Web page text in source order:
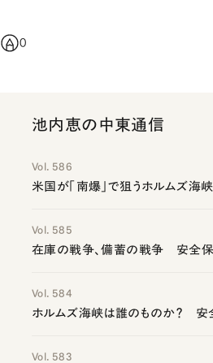
0
池内恵の中東通信
Vol. 586
米国が「南爆」で狙うホルムズ海
Vol. 585
在庫の戦争、備蓄の戦争 安全保
Vol. 584
ホルムズ海峡は誰のものか？ 安
Vol. 583